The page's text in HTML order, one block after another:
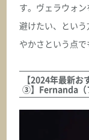
す。ヴェラウォ
避けたい、とい
やかさという点で
【2024年最新
③】Fernanda（